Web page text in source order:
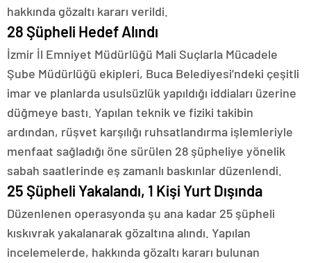
hakkında gözaltı kararı verildi.
28 Şüpheli Hedef Alındı
İzmir İl Emniyet Müdürlüğü Mali Suçlarla Mücadele
Şube Müdürlüğü ekipleri, Buca Belediyesi’ndeki çeşitli
imar ve planlarda usulsüzlük yapıldığı iddiaları üzerine
düğmeye bastı. Yapılan teknik ve fiziki takibin
ardından, rüşvet karşılığı ruhsatlandırma işlemleriyle
menfaat sağladığı öne sürülen 28 şüpheliye yönelik
sabah saatlerinde eş zamanlı baskınlar düzenlendi.
25 Şüpheli Yakalandı, 1 Kişi Yurt Dışında
Düzenlenen operasyonda şu ana kadar 25 şüpheli
kıskıvrak yakalanarak gözaltına alındı. Yapılan
incelemelerde, hakkında gözaltı kararı bulunan